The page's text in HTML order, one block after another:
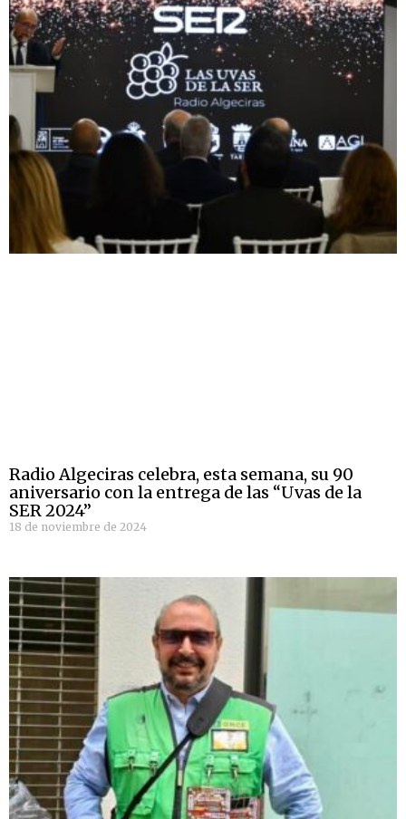
Radio Algeciras celebra, esta semana, su 90
aniversario con la entrega de las “Uvas de la
SER 2024”
18 de noviembre de 2024